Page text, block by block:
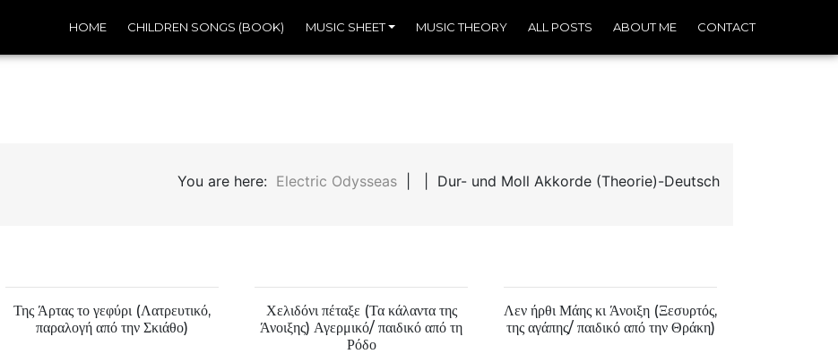
HOME CHILDREN SONGS (BOOK) MUSIC SHEET MUSIC THEORY ALL POSTS ABOUT ME CONTACT
You are here: Electric Odysseas | | Dur- und Moll Akkorde (Theorie)-Deutsch
Της Άρτας το γεφύρι (Λατρευτικό,
παραλογή από την Σκιάθο)
Χελιδόνι πέταξε (Τα κάλαντα της
Άνοιξης) Αγερμικό/ παιδικό από τη
Ρόδο
Λεν ήρθι Μάης κι Άνοιξη (Ξεσυρτός,
της αγάπης/ παιδικό από την Θράκη)